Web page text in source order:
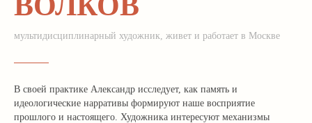
мультидисциплинарный художник, живет и работает в Москве
В своей практике Александр исследует, как память и
идеологические нарративы формируют наше восприятие
прошлого и настоящего. Художника интересуют механизмы